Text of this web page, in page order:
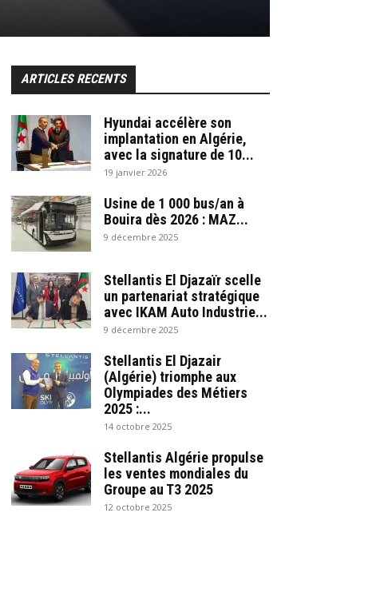
ARTICLES RECENTS
Hyundai accélère son
implantation en Algérie,
avec la signature de 10...
19 janvier 2026
Usine de 1 000 bus/an à
Bouira dès 2026 : MAZ...
9 décembre 2025
Stellantis El Djazaïr scelle
un partenariat stratégique
avec IKAM Auto Industrie...
9 décembre 2025
Stellantis El Djazair
(Algérie) triomphe aux
Olympiades des Métiers
2025 :...
14 octobre 2025
Stellantis Algérie propulse
les ventes mondiales du
Groupe au T3 2025
12 octobre 2025